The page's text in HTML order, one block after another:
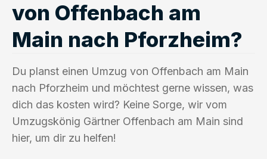
von Offenbach am
Main nach Pforzheim?
Du planst einen Umzug von Offenbach am Main
nach Pforzheim und möchtest gerne wissen, was
dich das kosten wird? Keine Sorge, wir vom
Umzugskönig Gärtner Offenbach am Main sind
hier, um dir zu helfen!